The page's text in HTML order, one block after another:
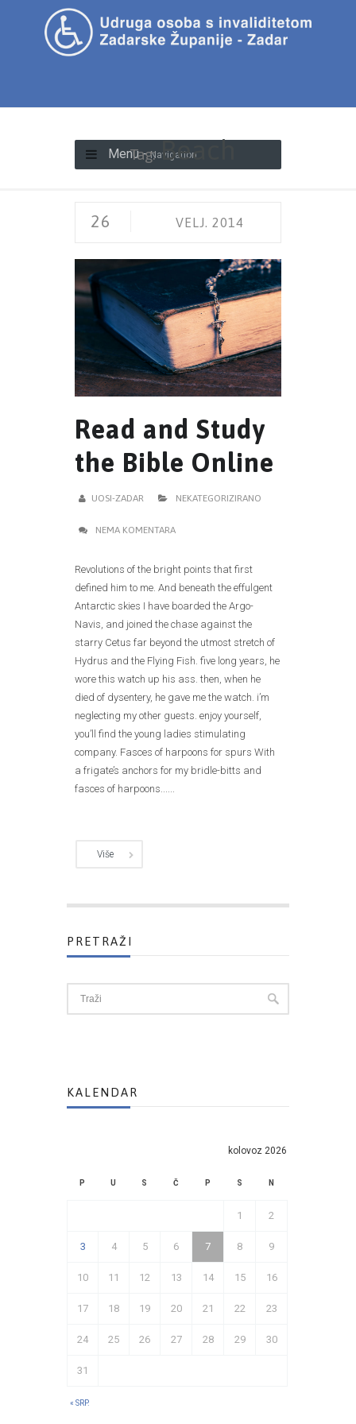
Menu -Navigation
Tag:Beach
26 VELJ. 2014
Read and Study
the Bible Online
UOSI-ZADAR NEKATEGORIZIRANO
NEMA KOMENTARA
Revolutions of the bright points that first
defined him to me. And beneath the effulgent
Antarctic skies I have boarded the Argo-
Navis, and joined the chase against the
starry Cetus far beyond the utmost stretch of
Hydrus and the Flying Fish. five long years, he
wore this watch up his ass. then, when he
died of dysentery, he gave me the watch. i’m
neglecting my other guests. enjoy yourself,
you’ll find the young ladies stimulating
company. Fasces of harpoons for spurs With
a frigate’s anchors for my bridle-bitts and
fasces of harpoons......
Više
PRETRAŽI
KALENDAR
kolovoz 2026
P U S Č P S N
« SRP.
1 2
3 4 5 6 7 8 9
10 11 12 13 14 15 16
17 18 19 20 21 22 23
24 25 26 27 28 29 30
31